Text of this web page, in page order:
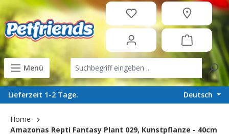
content
Menü
Lieferzeit 1-2 Tage. Deutsch
Home
Amazonas Repti Fantasy Plant 029, Kunstpflanze - 40cm